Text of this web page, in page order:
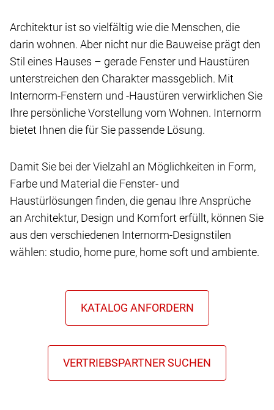
Architektur ist so vielfältig wie die Menschen, die
darin wohnen. Aber nicht nur die Bauweise prägt den
Stil eines Hauses – gerade Fenster und Haustüren
unterstreichen den Charakter massgeblich. Mit
Internorm-Fenstern und -Haustüren verwirklichen Sie
Ihre persönliche Vorstellung vom Wohnen. Internorm
bietet Ihnen die für Sie passende Lösung.
Damit Sie bei der Vielzahl an Möglichkeiten in Form,
Farbe und Material die Fenster- und
Haustürlösungen finden, die genau Ihre Ansprüche
an Architektur, Design und Komfort erfüllt, können Sie
aus den verschiedenen Internorm-Designstilen
wählen: studio, home pure, home soft und ambiente.